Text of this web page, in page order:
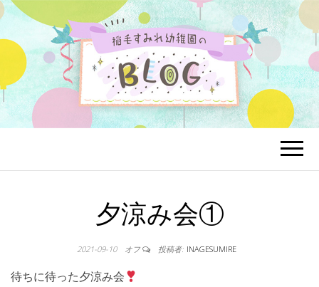
夕涼み会①
2021-09-10 オフ 投稿者: INAGESUMIRE
待ちに待った夕涼み会